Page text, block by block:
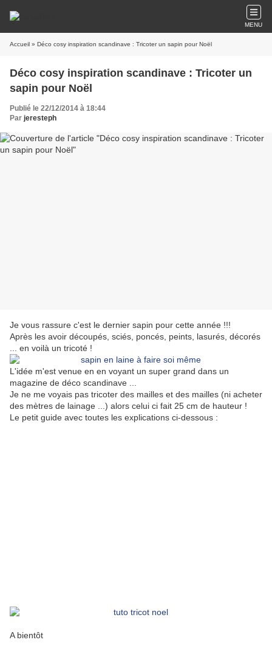
MENU
Accueil » Déco cosy inspiration scandinave : Tricoter un sapin pour Noël
Déco cosy inspiration scandinave : Tricoter un
sapin pour Noël
Publié le 22/12/2014 à 18:44
Par jeresteph
Je vous rassure c'est le dernier sapin pour cette année !!!
Après les avoir découpés, sciés, poncés, peints, lasurés, décorés
... en voilà un tricoté !
L'idée m'est venue en en voyant un super grand dans un
magazine de déco scandinave ...
Je ne me voyais pas tricoter des mailles et des mailles (ni acheter
des mètres de lainage ...) alors celui ci fait 25 cm de hauteur !
Le petit guide avec toutes les explications ci-dessous :
A bientôt